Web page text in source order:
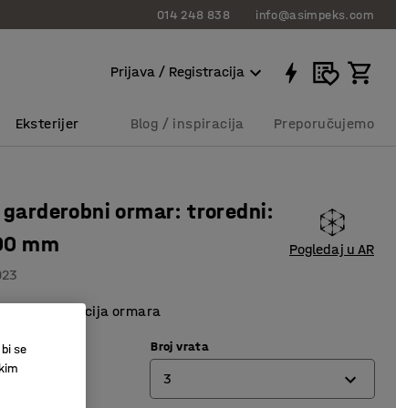
014 248 838 info@asimpeks.com
Prijava / Registracija
Eksterijer Blog / inspiracija Preporučujemo
ormar: troredni:
mm
Pogledaj u AR
konstrukcija ormara
siva
Broj vrata
3
se